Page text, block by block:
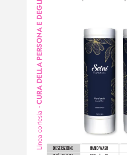
DESCRIZIONE HAND WASH
Linea cortesia
•
CURA DELL